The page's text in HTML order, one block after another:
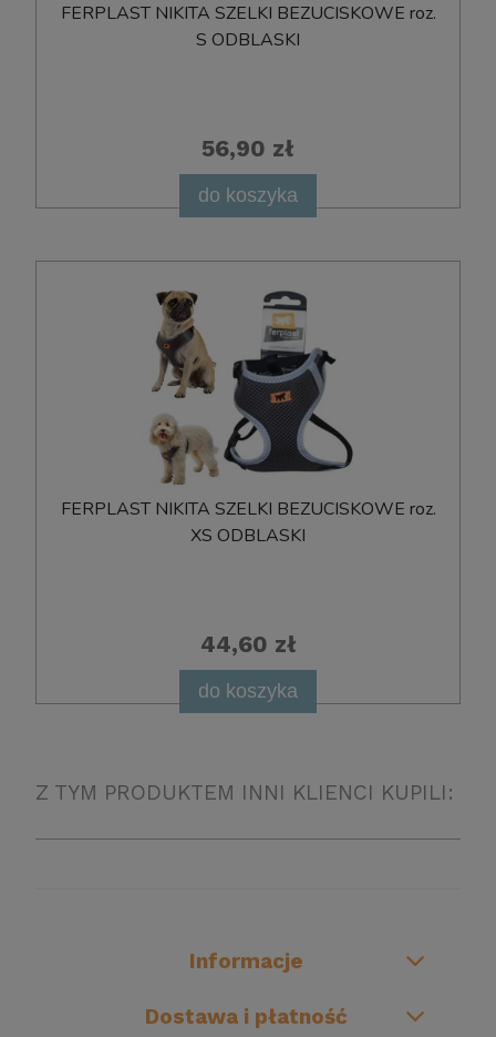
FERPLAST NIKITA SZELKI BEZUCISKOWE roz.
S ODBLASKI
56,90 zł
do koszyka
FERPLAST NIKITA SZELKI BEZUCISKOWE roz.
XS ODBLASKI
44,60 zł
do koszyka
Z TYM PRODUKTEM INNI KLIENCI KUPILI:
Informacje
Dostawa i płatność